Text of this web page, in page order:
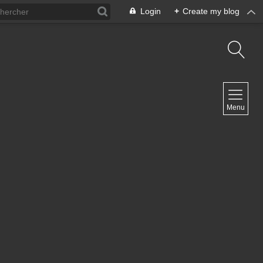
Login + Create my blog
Menu